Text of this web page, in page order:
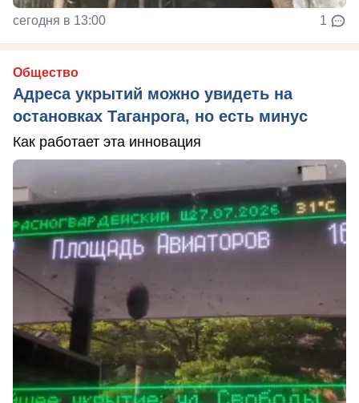
сегодня в 13:00 1
Общество
Адреса укрытий можно увидеть на
остановках Таганрога, но есть минус
Как работает эта инновация